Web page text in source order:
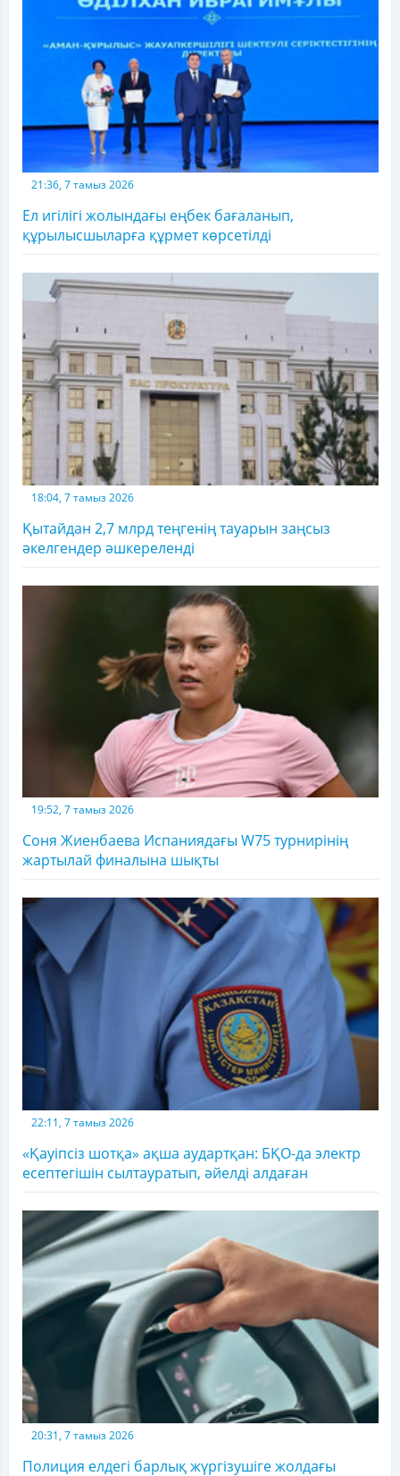
21:36, 7 тамыз 2026
Ел игілігі жолындағы еңбек бағаланып,
құрылысшыларға құрмет көрсетілді
18:04, 7 тамыз 2026
Қытайдан 2,7 млрд теңгенің тауарын заңсыз
әкелгендер әшкереленді
19:52, 7 тамыз 2026
Соня Жиенбаева Испаниядағы W75 турнирінің
жартылай финалына шықты
22:11, 7 тамыз 2026
«Қауіпсіз шотқа» ақша аудартқан: БҚО-да электр
есептегішін сылтауратып, әйелді алдаған
20:31, 7 тамыз 2026
Полиция елдегі барлық жүргізушіге жолдағы